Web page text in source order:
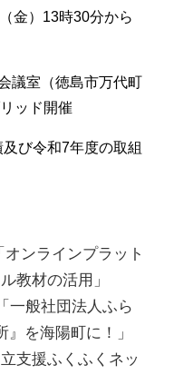
金）13時30分から
議室（徳島市万代町
ッド開催
及び令和7年度の取組
ンラインプラット
教材の活用」
一般社団法人ふら
を海陽町に！」
支援ふくふくネッ